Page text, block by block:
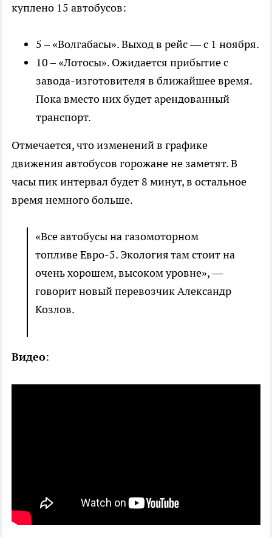
куплено 15 автобусов:
5 – «Волгабасы». Выход в рейс — с 1 ноября.
10 – «Лотосы». Ожидается прибытие с
завода-изготовителя в ближайшее время.
Пока вместо них будет арендованный
транспорт.
Отмечается, что изменений в графике
движения автобусов горожане не заметят. В
часы пик интервал будет 8 минут, в остальное
время немного больше.
«Все автобусы на газомоторном
топливе Евро-5. Экология там стоит на
очень хорошем, высоком уровне», —
говорит новый перевозчик Александр
Козлов.
Видео: